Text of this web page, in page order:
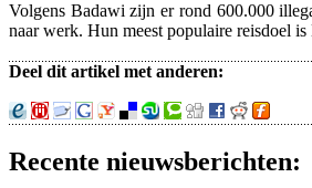
Volgens Badawi zijn er rond 600.000
naar werk. Hun meest populaire reisdoel
Deel dit artikel met anderen:
Recente nieuwsberichten: